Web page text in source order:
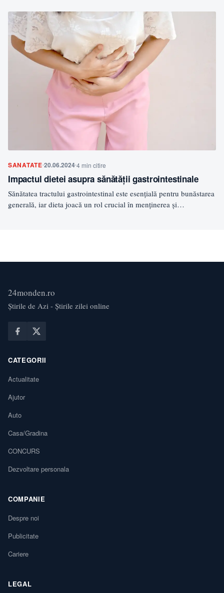
SANATATE 20.06.20244 min citire
Impactul dietei asupra sănătății gastrointestinale
Sănătatea tractului gastrointestinal este esențială pentru bunăstarea
generală, iar dieta joacă un rol crucial în menținerea și
24monden.ro
Știrile de Azi - Știrile zilei online
CATEGORII
Actualitate
Ajutor
Auto
Casa/Gradina
CONCURS
Dezvoltare personala
COMPANIE
Despre noi
Publicitate
Cariere
LEGAL